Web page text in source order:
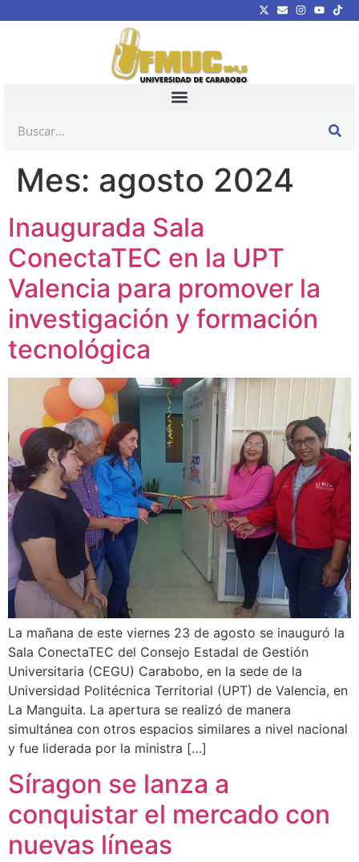
Mes: agosto 2024
Inaugurada Sala
ConectaTEC en la UPT
Valencia para promover la
investigación y formación
tecnológica
La mañana de este viernes 23 de agosto se inauguró la
Sala ConectaTEC del Consejo Estadal de Gestión
Universitaria (CEGU) Carabobo, en la sede de la
Universidad Politécnica Territorial (UPT) de Valencia, en
La Manguita. La apertura se realizó de manera
simultánea con otros espacios similares a nivel nacional
y fue liderada por la ministra […]
Síragon se lanza a
conquistar el mercado con
nuevas líneas